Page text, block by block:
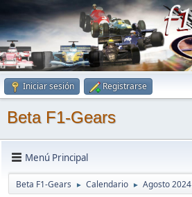
Iniciar sesión Registrarse
Beta F1-Gears
Menú Principal
Beta F1-Gears ► Calendario ► Agosto 2024